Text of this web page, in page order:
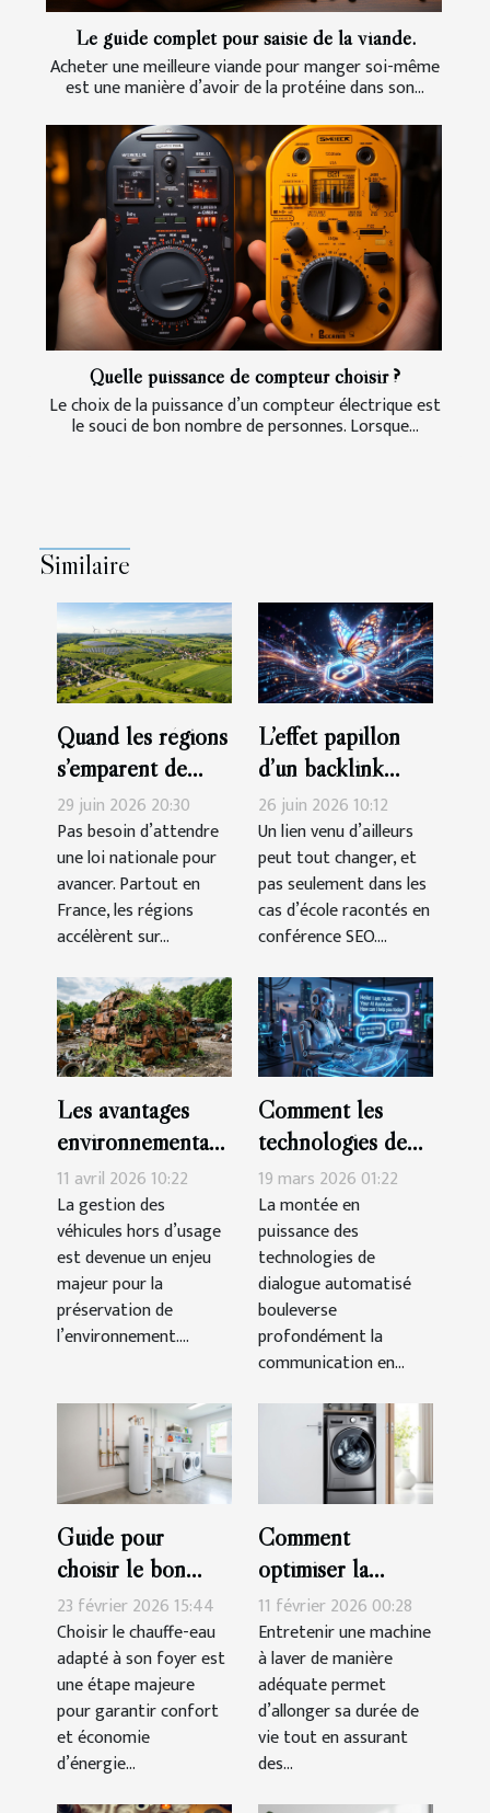
Le guide complet pour saisie de la viande.
Acheter une meilleure viande pour manger soi-même
est une manière d’avoir de la protéine dans son...
Quelle puissance de compteur choisir ?
Le choix de la puissance d’un compteur électrique est
le souci de bon nombre de personnes. Lorsque...
Similaire
Quand les régions
s’emparent de
l’innovation verte
29 juin 2026 20:30
Pas besoin d’attendre
une loi nationale pour
avancer. Partout en
France, les régions
accélèrent sur...
L’effet papillon
d’un backlink
inattendu sur
votre trafic
organique
26 juin 2026 10:12
Un lien venu d’ailleurs
peut tout changer, et
pas seulement dans les
cas d’école racontés en
conférence SEO....
Les avantages
environnementaux
du recyclage de
véhicules hors
d'usage
11 avril 2026 10:22
La gestion des
véhicules hors d’usage
est devenue un enjeu
majeur pour la
préservation de
l’environnement....
Comment les
technologies de
dialogue
automatisé
transforment-elles
la communication
en ligne ?
19 mars 2026 01:22
La montée en
puissance des
technologies de
dialogue automatisé
bouleverse
profondément la
communication en...
Guide pour
choisir le bon
chauffe-eau pour
votre foyer
23 février 2026 15:44
Choisir le chauffe-eau
adapté à son foyer est
une étape majeure
pour garantir confort
et économie
d’énergie...
Comment
optimiser la
longévité et les
performances de
votre machine à
laver ?
11 février 2026 00:28
Entretenir une machine
à laver de manière
adéquate permet
d’allonger sa durée de
vie tout en assurant
des...